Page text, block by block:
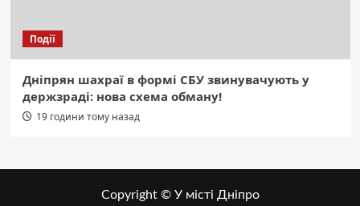
Події
Дніпрян шахраї в формі СБУ звинувачують у
держзраді: нова схема обману!
19 години тому назад
Copyright © У місті Дніпро